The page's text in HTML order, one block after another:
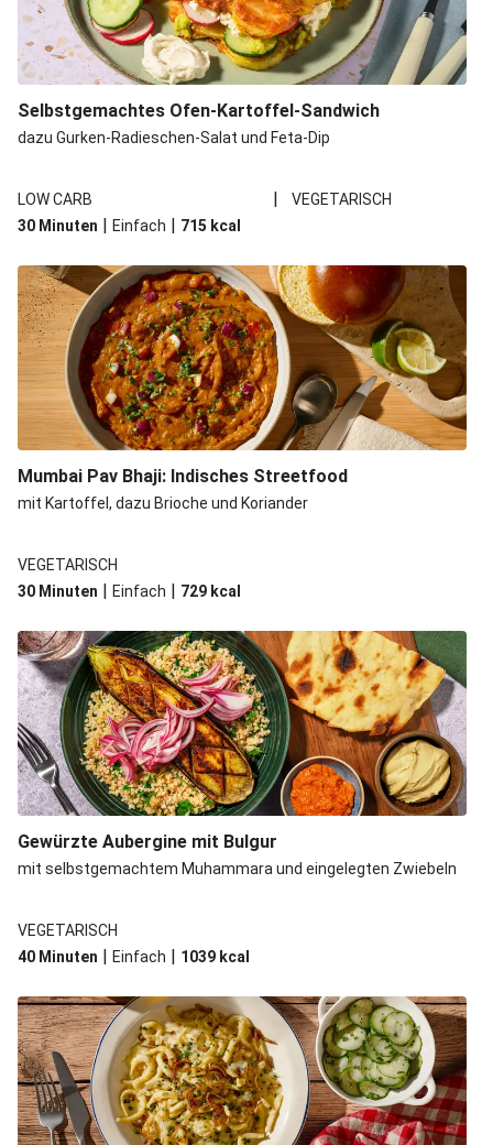
Selbstgemachtes Ofen-Kartoffel-Sandwich
dazu Gurken-Radieschen-Salat und Feta-Dip
LOW CARB |
VEGETARISCH
30 Minuten | Einfach | 715 kcal
Mumbai Pav Bhaji: Indisches Streetfood
mit Kartoffel, dazu Brioche und Koriander
VEGETARISCH
30 Minuten | Einfach | 729 kcal
Gewürzte Aubergine mit Bulgur
mit selbstgemachtem Muhammara und eingelegten Zwiebeln
VEGETARISCH
40 Minuten | Einfach | 1039 kcal